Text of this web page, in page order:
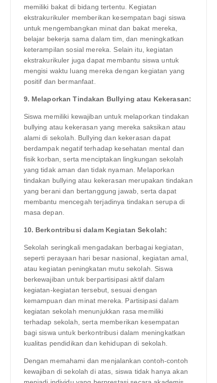
memiliki bakat di bidang tertentu. Kegiatan
ekstrakurikuler memberikan kesempatan bagi siswa
untuk mengembangkan minat dan bakat mereka,
belajar bekerja sama dalam tim, dan meningkatkan
keterampilan sosial mereka. Selain itu, kegiatan
ekstrakurikuler juga dapat membantu siswa untuk
mengisi waktu luang mereka dengan kegiatan yang
positif dan bermanfaat.
9. Melaporkan Tindakan Bullying atau Kekerasan:
Siswa memiliki kewajiban untuk melaporkan tindakan
bullying atau kekerasan yang mereka saksikan atau
alami di sekolah. Bullying dan kekerasan dapat
berdampak negatif terhadap kesehatan mental dan
fisik korban, serta menciptakan lingkungan sekolah
yang tidak aman dan tidak nyaman. Melaporkan
tindakan bullying atau kekerasan merupakan tindakan
yang berani dan bertanggung jawab, serta dapat
membantu mencegah terjadinya tindakan serupa di
masa depan.
10. Berkontribusi dalam Kegiatan Sekolah:
Sekolah seringkali mengadakan berbagai kegiatan,
seperti perayaan hari besar nasional, kegiatan amal,
atau kegiatan peningkatan mutu sekolah. Siswa
berkewajiban untuk berpartisipasi aktif dalam
kegiatan-kegiatan tersebut, sesuai dengan
kemampuan dan minat mereka. Partisipasi dalam
kegiatan sekolah menunjukkan rasa memiliki
terhadap sekolah, serta memberikan kesempatan
bagi siswa untuk berkontribusi dalam meningkatkan
kualitas pendidikan dan kehidupan di sekolah.
Dengan memahami dan menjalankan contoh-contoh
kewajiban di sekolah di atas, siswa tidak hanya akan